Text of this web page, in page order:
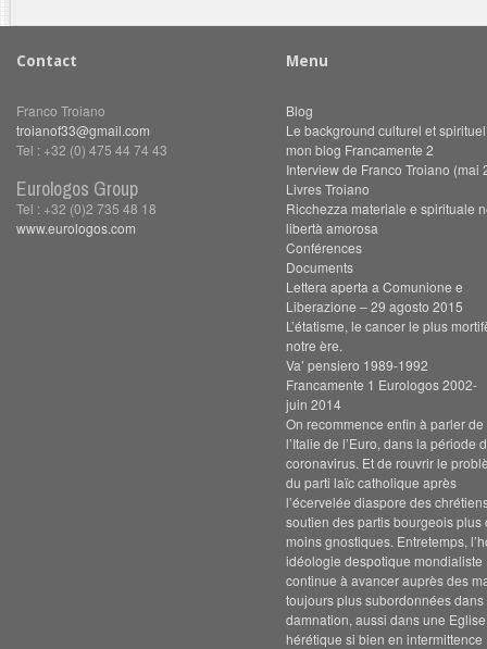
Contact
Franco Troiano
troianof33@gmail.com
Tel : +32 (0) 475 44 74 43
Eurologos Group
Tel : +32 (0)2 735 48 18
www.eurologos.com
Menu
Blog
Le background culturel et
mon blog Francamente 2
Interview de Franco Troiano (mai
Livres Troiano
Ricchezza materiale e spirituale
libertà amorosa
Conférences
Documents
Lettera aperta a Comunione e
Liberazione – 29 agosto 2015
L’étatisme, le cancer le plus
notre ère.
Va’ pensiero 1989-1992
Francamente 1 Eurologos 2002-
juin 2014
On recommence enfin à parler de
l’Italie de l’Euro, dans la période
coronavirus. Et de rouvrir le
du parti laïc catholique après
l’écervelée diaspore des
soutien des partis bourgeois plus
moins gnostiques. Entretemps,
idéologie despotique mondialiste
continue à avancer auprès des
toujours plus subordonnées dans
damnation, aussi dans une Eglise
hérétique si bien en intermittence